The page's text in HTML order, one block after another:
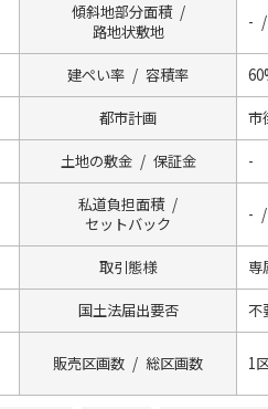
傾斜地部分面積 /
路地状敷地
-
建ぺい率 / 容積率
都市計画 市
土地の敷金 / 保証金 -
私道負担面積 /
セットバック
-
取引態様 専
国土法届出要否 不
販売区画数 / 総区画数 1